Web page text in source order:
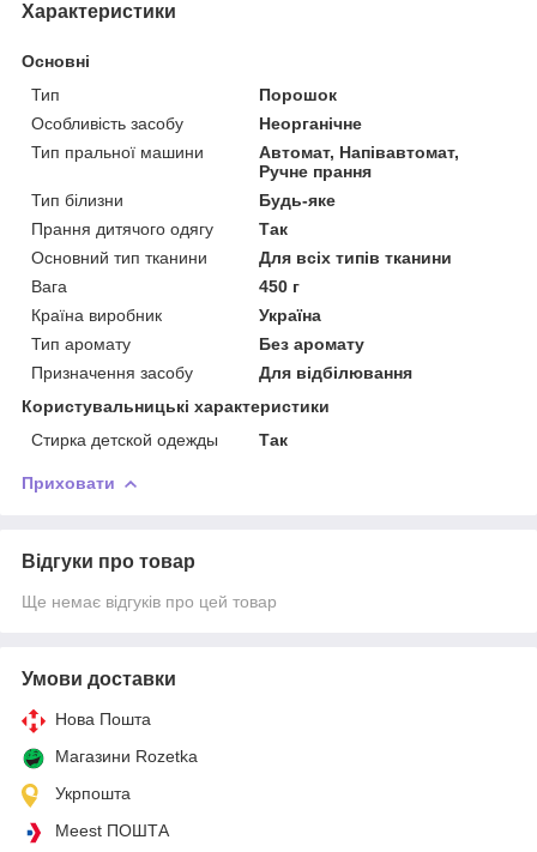
Характеристики
Основні
Тип
Порошок
Особливість засобу
Неорганічне
Тип пральної машини
Автомат, Напівавтомат,
Ручне прання
Тип білизни
Будь-яке
Прання дитячого одягу
Так
Основний тип тканини
Для всіх типів тканини
Вага
450 г
Країна виробник
Україна
Тип аромату
Без аромату
Призначення засобу
Для відбілювання
Користувальницькі характеристики
Стирка детской одежды
Так
Приховати
Відгуки про товар
Ще немає відгуків про цей товар
Умови доставки
Нова Пошта
Магазини Rozetka
Укрпошта
Meest ПОШТА